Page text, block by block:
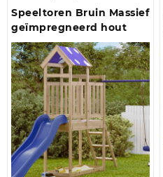
Speeltoren Bruin Massief
geïmpregneerd hout